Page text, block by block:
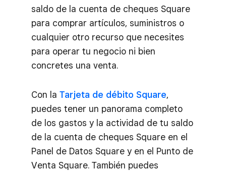
saldo de la cuenta de cheques Square
para comprar artículos, suministros o
cualquier otro recurso que necesites
para operar tu negocio ni bien
concretes una venta.
Con la Tarjeta de débito Square,
puedes tener un panorama completo
de los gastos y la actividad de tu saldo
de la cuenta de cheques Square en el
Panel de Datos Square y en el Punto de
Venta Square. También puedes